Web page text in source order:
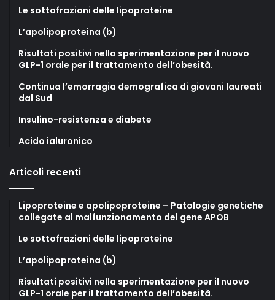
Le sottofrazioni delle lipoproteine
L’apolipoproteina (b)
Risultati positivi nella sperimentazione per il nuovo
GLP-1 orale per il trattamento dell’obesità.
Continua l’emorragia demografica di giovani laureati
dal Sud
Insulino-resistenza e diabete
Acido ialuronico
Articoli recenti
Lipoproteine e apolipoproteine – Patologie genetiche
collegate al malfunzionamento del gene APOB
Le sottofrazioni delle lipoproteine
L’apolipoproteina (b)
Risultati positivi nella sperimentazione per il nuovo
GLP-1 orale per il trattamento dell’obesità.